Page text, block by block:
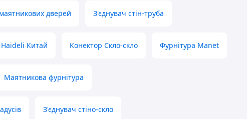
дверей З'єднувач стін-труба
Китай Конектор Скло-скло Фурнітура Manet
Маятникова фурнітура
З'єднувач стіно-скло